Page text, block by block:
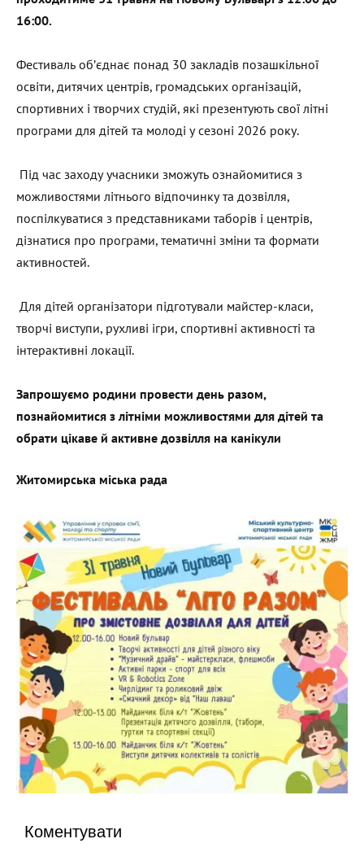
16:00.
Фестиваль об’єднає понад 30 закладів позашкільної
освіти, дитячих центрів, громадських організацій,
спортивних і творчих студій, які презентують свої літні
програми для дітей та молоді у сезоні 2026 року.
Під час заходу учасники зможуть ознайомитися з
можливостями літнього відпочинку та дозвілля,
поспілкуватися з представниками таборів і центрів,
дізнатися про програми, тематичні зміни та формати
активностей.
Для дітей організатори підготували майстер-класи,
творчі виступи, рухливі ігри, спортивні активності та
інтерактивні локації.
Запрошуємо родини провести день разом,
познайомитися з літніми можливостями для дітей та
обрати цікаве й активне дозвілля на канікули
Житомирська міська рада
Коментувати